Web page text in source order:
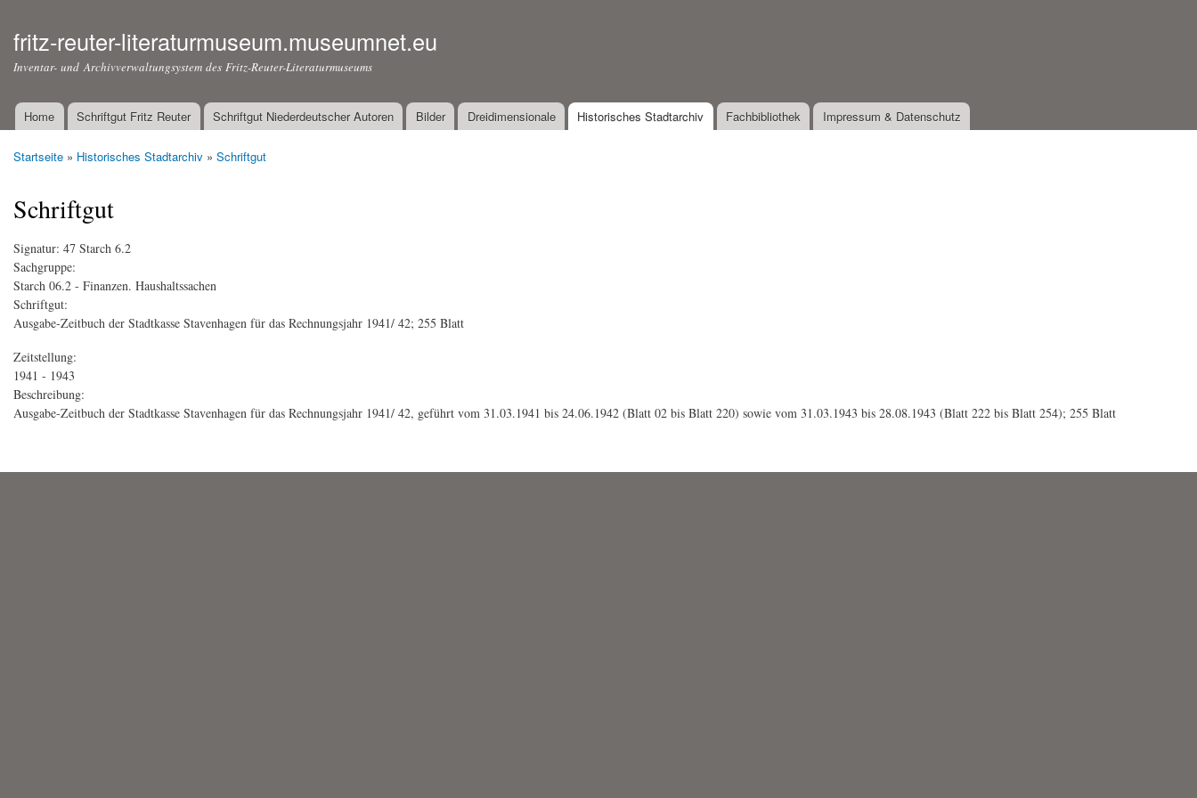
fritz-reuter-literaturmuseum.museumnet.eu
Inventar- und Archivverwaltungsystem des Fritz-Reuter-Literaturmuseums
Hauptmenü
Home Schriftgut Fritz Reuter Schriftgut Niederdeutscher Autoren Bilder Dreidimensionale Historisches Stadtarchiv Fachbibliothek Impressum & Datenschutz
Startseite » Historisches Stadtarchiv » Schriftgut
Schriftgut
Signatur: 47 Starch 6.2
Sachgruppe:
Starch 06.2 - Finanzen. Haushaltssachen
Schriftgut:
Ausgabe-Zeitbuch der Stadtkasse Stavenhagen für das Rechnungsjahr 1941/ 42; 255 Blatt
Zeitstellung:
1941 - 1943
Beschreibung:
Ausgabe-Zeitbuch der Stadtkasse Stavenhagen für das Rechnungsjahr 1941/ 42, geführt vom 31.03.1941 bis 24.06.1942 (Blatt 02 bis Blatt 220) sowie vom 31.03.1943 bis 28.08.1943 (Blatt 222 bis Blatt 254); 255 Blatt